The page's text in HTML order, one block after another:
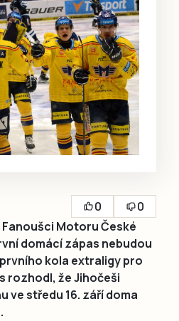
0
0
Fanoušci Motoru České
domácí zápas nebudou
kola extraligy pro
rozhodl, že Jihočeši
ve středu 16. září doma